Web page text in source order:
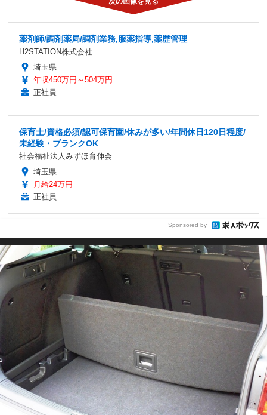
薬剤師/調剤薬局/調剤業務,服薬指導,薬歴管理
H2STATION株式会社
埼玉県
年収450万円～504万円
正社員
保育士/資格必須/認可保育園/休みが多い/年間休日120日程度/
未経験・ブランクOK
社会福祉法人みずほ育伸会
埼玉県
月給24万円
正社員
Sponsored by